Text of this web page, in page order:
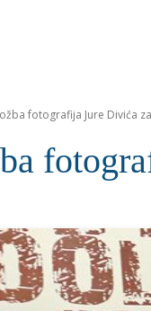
fotografija Jure Divića